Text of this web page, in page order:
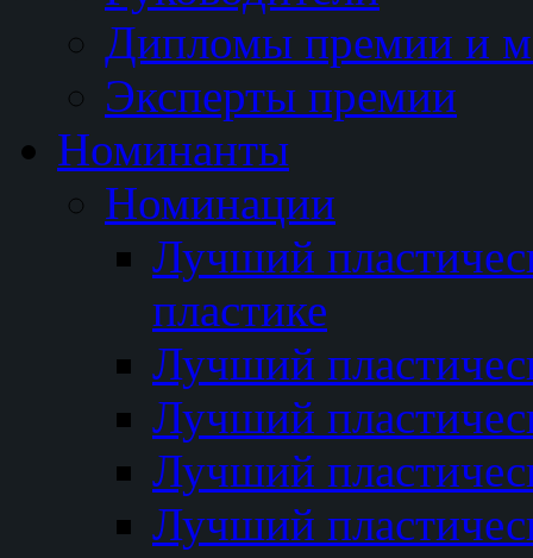
Дипломы премии и
Эксперты премии
Номинанты
Номинации
Лучший
пластике
Лучший
Лучший
Лучший
Лучший